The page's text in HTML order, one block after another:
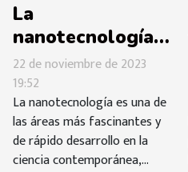
La
nanotecnología
en la producción
de instrumentos
musicales
22 de noviembre de 2023
19:52
La nanotecnología es una de
las áreas más fascinantes y
de rápido desarrollo en la
ciencia contemporánea,...